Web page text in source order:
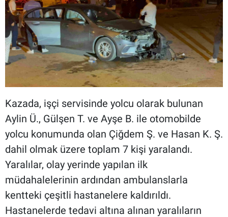
Kazada, işçi servisinde yolcu olarak bulunan
Aylin Ü., Gülşen T. ve Ayşe B. ile otomobilde
yolcu konumunda olan Çiğdem Ş. ve Hasan K. Ş.
dahil olmak üzere toplam 7 kişi yaralandı.
Yaralılar, olay yerinde yapılan ilk
müdahalelerinin ardından ambulanslarla
kentteki çeşitli hastanelere kaldırıldı.
Hastanelerde tedavi altına alınan yaralıların